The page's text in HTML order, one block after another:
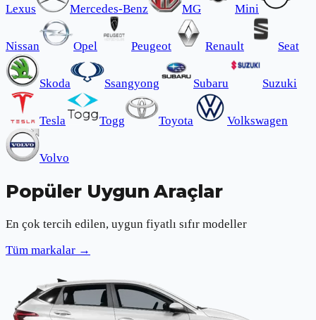
Lexus Mercedes-Benz MG Mini
Nissan Opel Peugeot Renault Seat
Skoda Ssangyong Subaru Suzuki
Tesla Togg Toyota Volkswagen
Volvo
Popüler Uygun Araçlar
En çok tercih edilen, uygun fiyatlı sıfır modeller
Tüm markalar →